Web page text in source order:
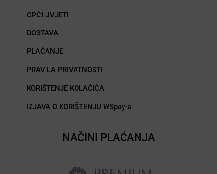
OPĆI UVJETI
DOSTAVA
PLAĆANJE
PRAVILA PRIVATNOSTI
KORIŠTENJE KOLAČIĆA
IZJAVA O KORIŠTENJU WSpay-a
NAČINI PLAĆANJA